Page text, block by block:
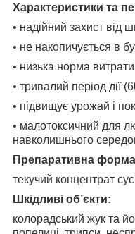
Характеристики та
• надійний захист від
• не накопичується в
• низька норма
• тривалий період дії
• підвищує урожай і
• малотоксичний для
навколишнього
Препаративна
текучий концентрат
Шкідливі об’єкти:
колорадський жук та